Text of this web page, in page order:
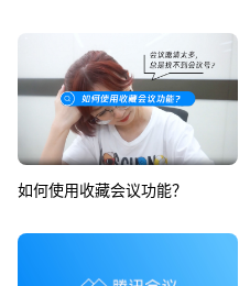
如何使用收藏会议功能？